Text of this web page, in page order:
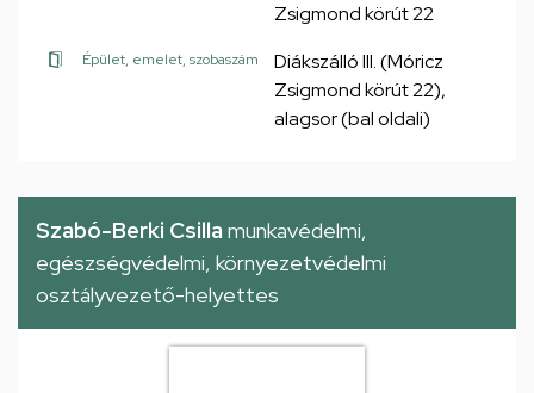
Zsigmond körút 22
Épület, emelet, szobaszám
Diákszálló III. (Móricz
Zsigmond körút 22),
alagsor (bal oldali)
Szabó-Berki Csilla munkavédelmi,
egészségvédelmi, környezetvédelmi
osztályvezető-helyettes